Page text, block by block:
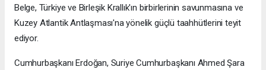
Belge, Türkiye ve Birleşik Krallık'ın birbirlerinin savunmasına ve
Kuzey Atlantik Antlaşması'na yönelik güçlü taahhütlerini teyit
ediyor.
Cumhurbaşkanı Erdoğan, Suriye Cumhurbaşkanı Ahmed Şara